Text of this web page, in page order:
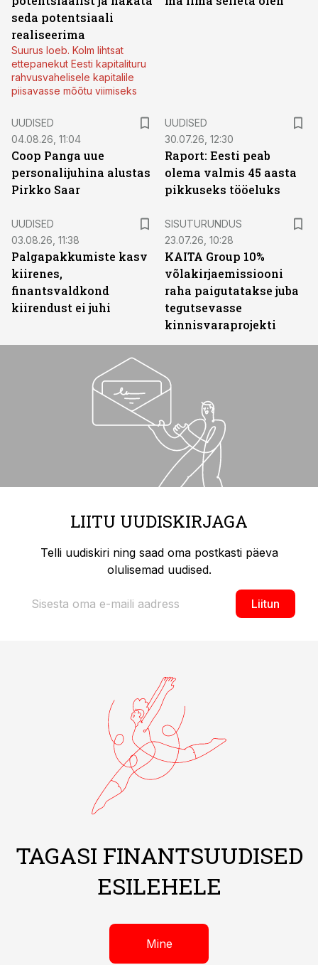
seda potentsiaali
realiseerima
Suurus loeb. Kolm lihtsat
ettepanekut Eesti kapitalituru
rahvusvahelisele kapitalile
piisavasse mõõtu viimiseks
UUDISED
04.08.26, 11:04
Coop Panga uue
personalijuhina alustas
Pirkko Saar
UUDISED
30.07.26, 12:30
Raport: Eesti peab
olema valmis 45 aasta
pikkuseks tööeluks
UUDISED
03.08.26, 11:38
Palgapakkumiste kasv
kiirenes,
finantsvaldkond
kiirendust ei juhi
SISUTURUNDUS
23.07.26, 10:28
KAITA Group 10%
võlakirjaemissiooni
raha paigutatakse juba
tegutsevasse
kinnisvaraprojekti
LIITU UUDISKIRJAGA
Telli uudiskiri ning saad oma postkasti päeva
olulisemad uudised.
Liitun
TAGASI FINANTSUUDISED
ESILEHELE
Mine